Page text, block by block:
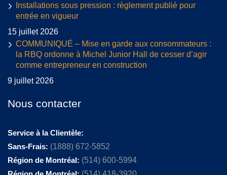
Installations sous pression : règlement publié pour
entrée en vigueur
15 juillet 2026
COMMUNIQUÉ – Mise en garde aux consommateurs :
la RBQ ordonne à Michel Junior Hall de cesser d’agir
comme entrepreneur en construction
9 juillet 2026
Nous contacter
Service à la Clientèle:
Sans-Frais: (1888) 672-5852
Région de Montréal: (514) 600-5994